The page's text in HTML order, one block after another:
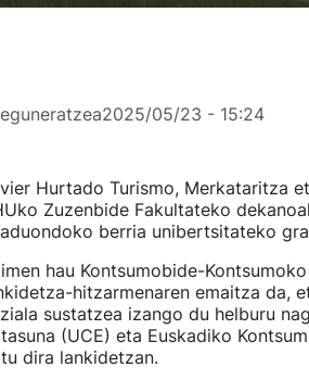
2025/05/23 - 15:24
Hurtado Turismo, Merkataritza
Zuzenbide Fakultateko
berria unibertsitateko
hau Kontsumobide-
hitzarmenaren emaitza da,
sustatzea izango du helburu
(UCE) eta Euskadiko
dira lankidetzan.